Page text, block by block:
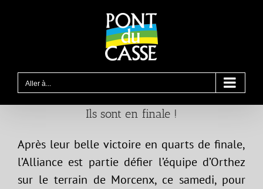
Aller à...
Ils sont en finale !
Après leur belle victoire en quarts de finale,
l’Alliance est partie défier l’équipe d’Orthez
sur le terrain de Morcenx, ce samedi, pour